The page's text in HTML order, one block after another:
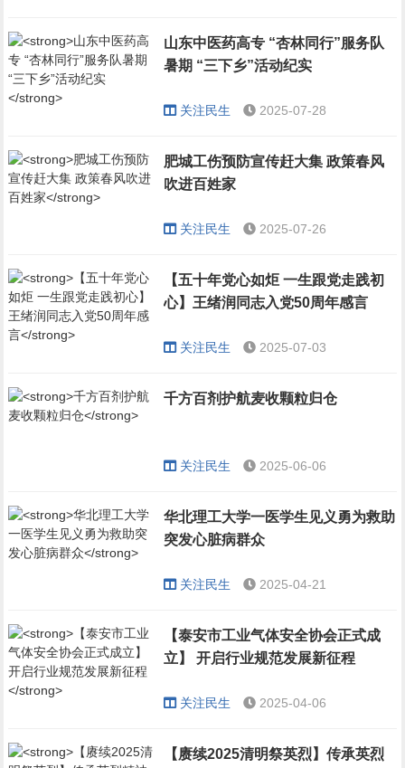
山东中医药高专 “杏林同行”服务队
暑期 “三下乡”活动纪实
关注民生 2025-07-28
肥城工伤预防宣传赶大集 政策春风
吹进百姓家
关注民生 2025-07-26
【五十年党心如炬 一生跟党走践初
心】王绪润同志入党50周年感言
关注民生 2025-07-03
千方百剂护航麦收颗粒归仓
关注民生 2025-06-06
华北理工大学一医学生见义勇为救助
突发心脏病群众
关注民生 2025-04-21
【泰安市工业气体安全协会正式成
立】 开启行业规范发展新征程
关注民生 2025-04-06
【赓续2025清明祭英烈】传承英烈